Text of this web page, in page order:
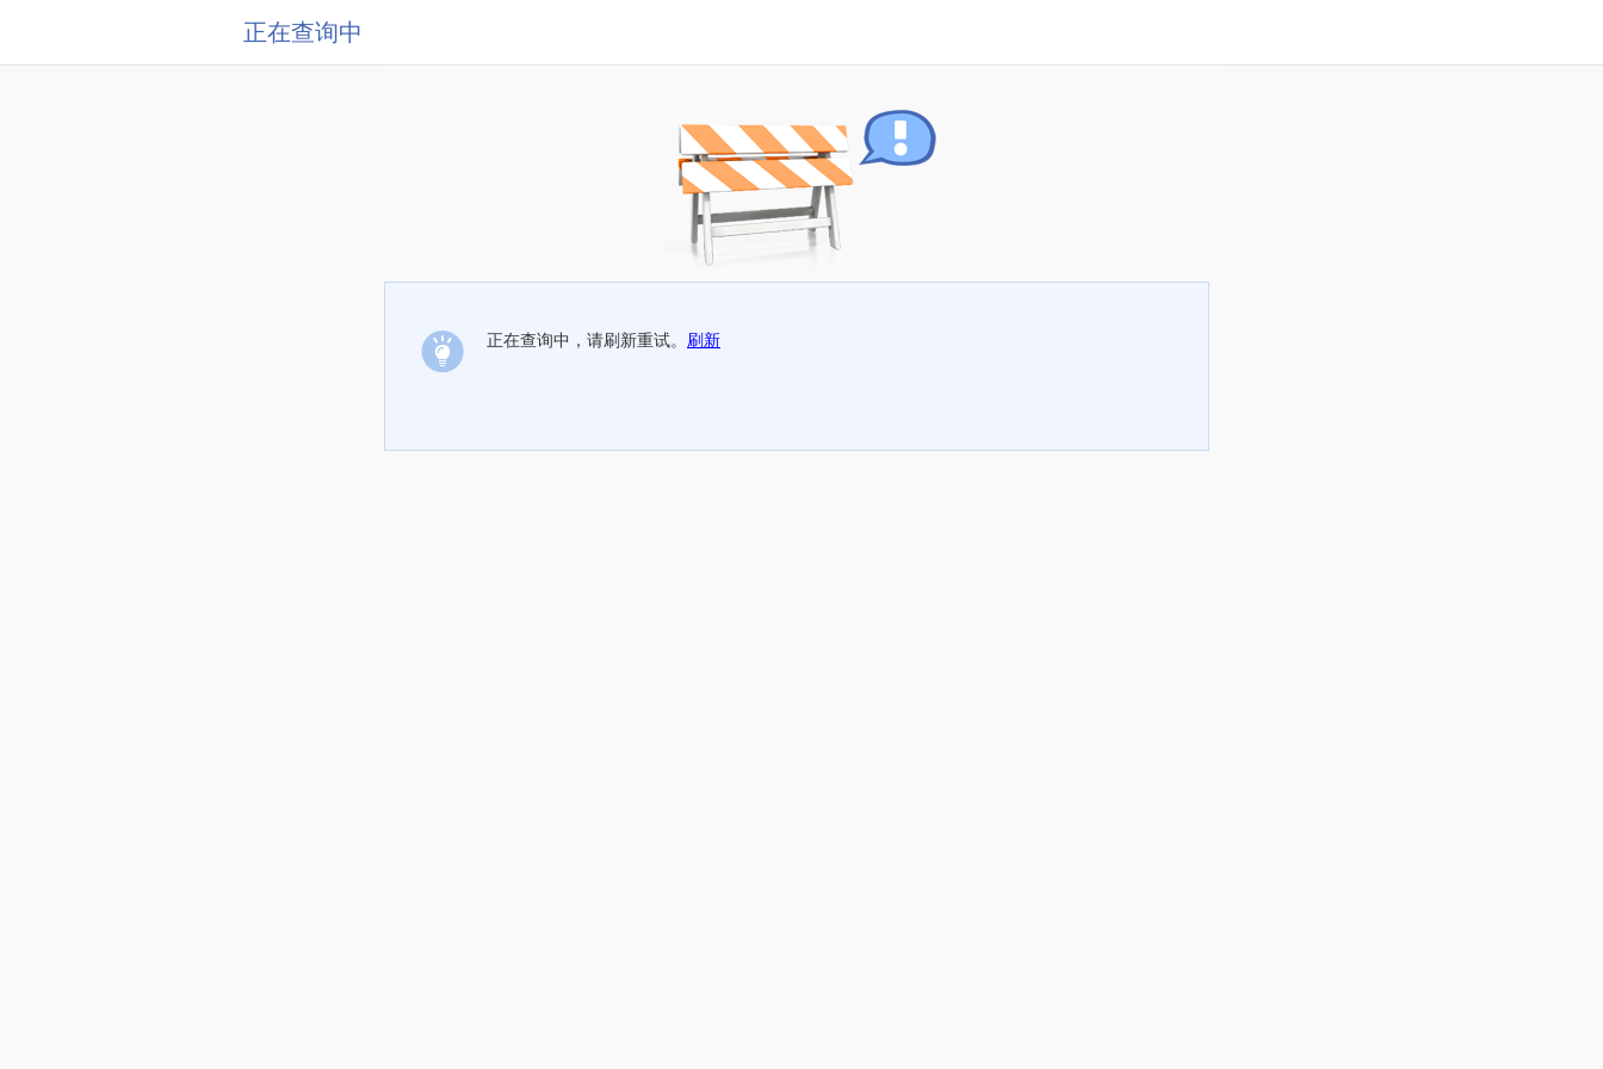
正在查询中
正在查询中，请刷新重试。 刷新